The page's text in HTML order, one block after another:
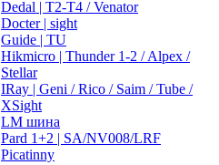
Dedal | T2-T4 / Venator
Docter | sight
Guide | TU
Hikmicro | Thunder 1-2 / Alpex /
Stellar
IRay | Geni / Rico / Saim / Tube /
XSight
LM шина
Pard 1+2 | SA/NV008/LRF
Picatinny